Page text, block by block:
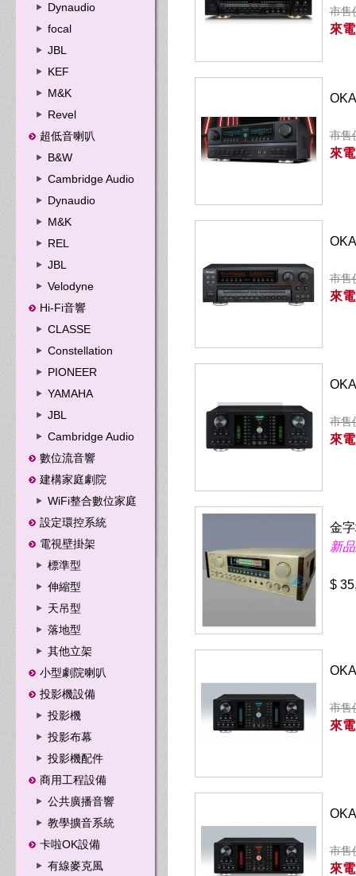
Dynaudio
focal
JBL
KEF
M&K
Revel
超低音喇叭
B&W
Cambridge Audio
Dynaudio
M&K
REL
JBL
Velodyne
Hi-Fi音響
CLASSE
Constellation
PIONEER
YAMAHA
JBL
Cambridge Audio
數位流音響
建構家庭劇院
WiFi整合數位家庭
設定環控系統
電視壁掛架
標準型
伸縮型
天吊型
落地型
其他立架
小型劇院喇叭
投影機設備
投影機
投影布幕
投影機配件
商用工程設備
公共廣播音響
教學擴音系統
卡啦OK設備
有線麥克風
市售
來
市售
來
市售
來
市售
來
金
新
$
市售
來
市售
來